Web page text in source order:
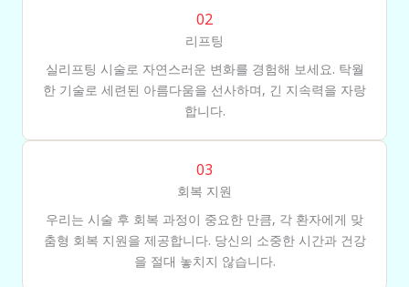
02
리프팅
실리프팅 시술로 자연스러운 변화를 경험해 보세요. 탁월
한 기술로 세련된 아름다움을 선사하며, 긴 지속력을 자랑
합니다.
03
회복 지원
우리는 시술 후 회복 과정이 중요한 만큼, 각 환자에게 맞
춤형 회복 지원을 제공합니다. 당신의 소중한 시간과 건강
을 절대 놓치지 않습니다.